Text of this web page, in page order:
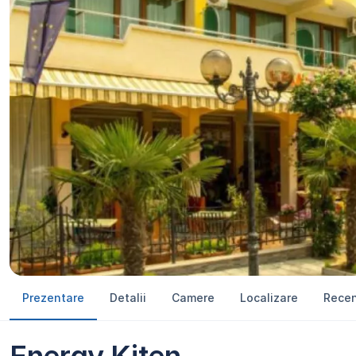
Prezentare Detalii Camere Localizare